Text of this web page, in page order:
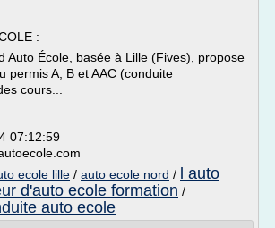
:
Auto École, basée à Lille (Fives), propose
permis A, B et AAC (conduite
cours...
07:12:59
ecole lille / auto ecole nord /
l auto
d'auto ecole formation /
auto ecole